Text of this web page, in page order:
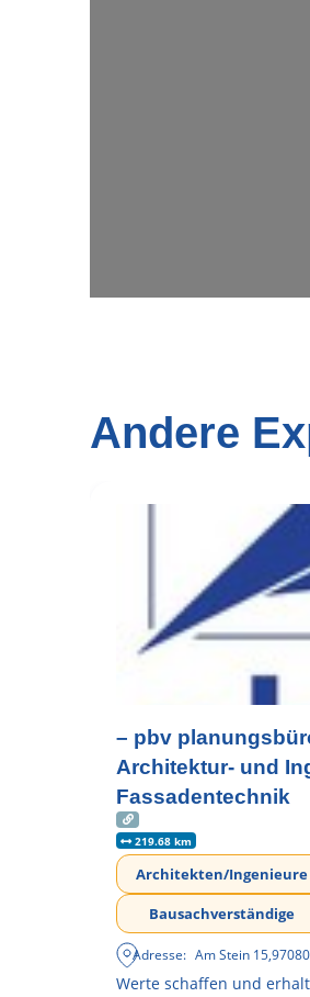
Andere
– pbv
Architektur- und
Fassadentechnik
219.68 km
Architekten/Ingenieure
Bausachverständige
Adresse: Am Stein 15,97080
Werte schaffen und